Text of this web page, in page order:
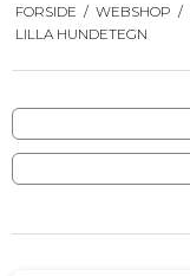
FORSIDE / WEBSHOP /
LILLA HUNDETEGN